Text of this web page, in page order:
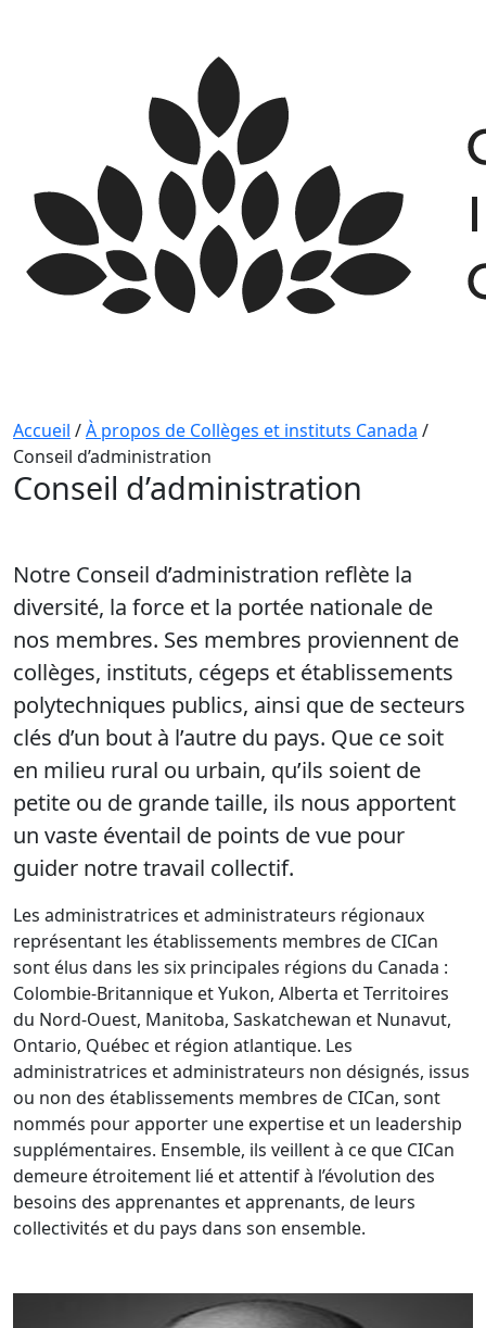
Accueil /À propos de Collèges et instituts Canada /
Conseil d’administration
Conseil d’administration
Notre Conseil d’administration reflète la
diversité, la force et la portée nationale de
nos membres. Ses membres proviennent de
collèges, instituts, cégeps et établissements
polytechniques publics, ainsi que de secteurs
clés d’un bout à l’autre du pays. Que ce soit
en milieu rural ou urbain, qu’ils soient de
petite ou de grande taille, ils nous apportent
un vaste éventail de points de vue pour
guider notre travail collectif.
Les administratrices et administrateurs régionaux
représentant les établissements membres de CICan
sont élus dans les six principales régions du Canada :
Colombie-Britannique et Yukon, Alberta et Territoires
du Nord-Ouest, Manitoba, Saskatchewan et Nunavut,
Ontario, Québec et région atlantique. Les
administratrices et administrateurs non désignés, issus
ou non des établissements membres de CICan, sont
nommés pour apporter une expertise et un leadership
supplémentaires. Ensemble, ils veillent à ce que CICan
demeure étroitement lié et attentif à l’évolution des
besoins des apprenantes et apprenants, de leurs
collectivités et du pays dans son ensemble.